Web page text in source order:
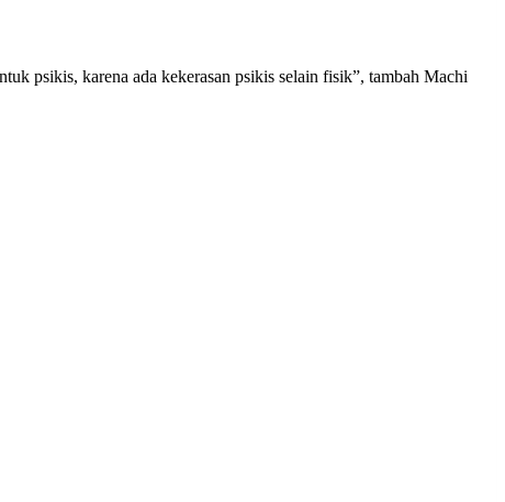
psikis, karena ada kekerasan psikis selain fisik”, tambah Machi